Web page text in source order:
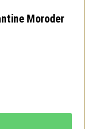
Moroder